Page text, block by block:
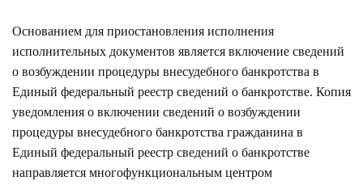
Основанием для приостановления исполнения
исполнительных документов является включение сведений
о возбуждении процедуры внесудебного банкротства в
Единый федеральный реестр сведений о банкротстве. Копия
уведомления о включении сведений о возбуждении
процедуры внесудебного банкротства гражданина в
Единый федеральный реестр сведений о банкротстве
направляется многофункциональным центром